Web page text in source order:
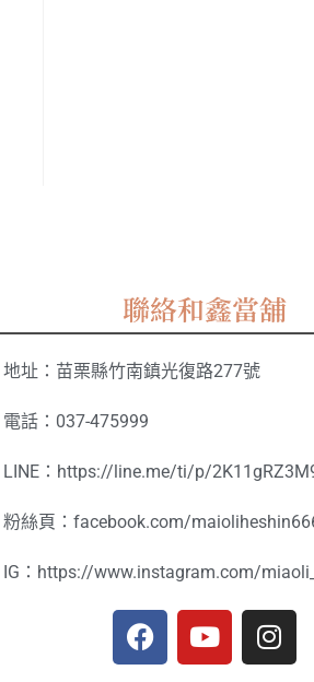
聯絡和鑫當舖
地址：苗栗縣竹南鎮光復路277號
電話：037-475999
LINE：https://line.me/ti/p/
粉絲頁：facebook.com/
IG：https://www.instagram.com/